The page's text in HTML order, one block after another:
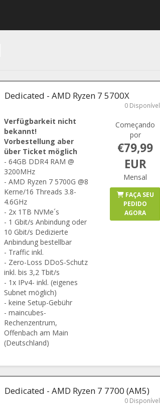
Dedicated - AMD Ryzen 7 5700X
0 Disponível
Verfügbarkeit nicht
bekannt!
Vorbestellung aber
über Ticket möglich
- 64GB DDR4 RAM @
3200MHz
- AMD Ryzen 7 5700G @8
Kerne/16 Threads 3.8-
4.6GHz
- 2x 1TB NVMe´s
- 1 Gbit/s Anbindung oder
10 Gbit/s Dedizierte
Anbindung bestellbar
- Traffic inkl.
- Zero-Loss DDoS-Schutz
inkl. bis 3,2 Tbit/s
- 1x IPv4- inkl. (eigenes
Subnet möglich)
- keine Setup-Gebühr
- maincubes-
Rechenzentrum,
Offenbach am Main
(Deutschland)
Começando
por
€79,99
EUR
Mensal
FAÇA SEU
PEDIDO
AGORA
Dedicated - AMD Ryzen 7 7700 (AM5)
0 Disponível